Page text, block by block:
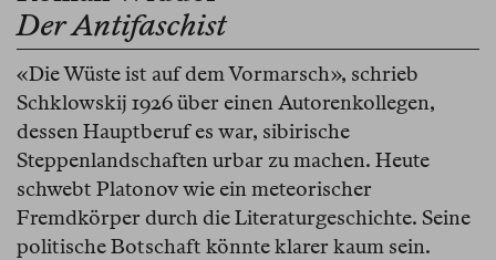
Der Antifaschist
«Die Wüste ist auf dem Vormarsch», schrieb
Schklowskij 1926 über einen Autorenkollegen,
dessen Hauptberuf es war, sibirische
Steppenlandschaften urbar zu machen. Heute
schwebt Platonov wie ein meteorischer
Fremdkörper durch die Literaturgeschichte. Seine
politische Botschaft könnte klarer kaum sein.